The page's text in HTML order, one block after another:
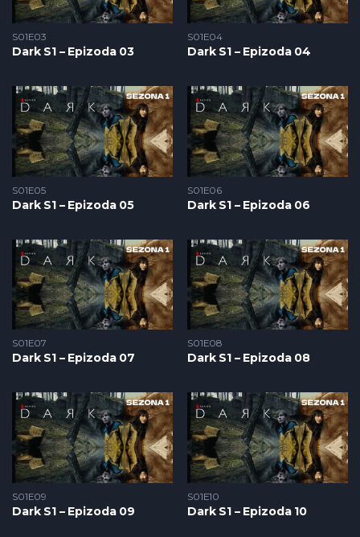
S01E03
Dark S1 – Epizoda 03
S01E04
Dark S1 – Epizoda 04
S01E05
Dark S1 – Epizoda 05
S01E06
Dark S1 – Epizoda 06
S01E07
Dark S1 – Epizoda 07
S01E08
Dark S1 – Epizoda 08
S01E09
Dark S1 – Epizoda 09
S01E10
Dark S1 – Epizoda 10